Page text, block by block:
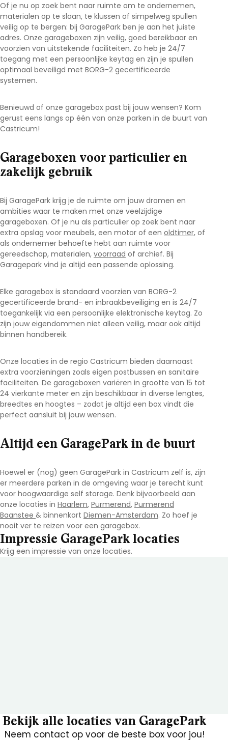
Of je nu op zoek bent naar ruimte om te ondernemen,
materialen op te slaan, te klussen of simpelweg spullen
veilig op te bergen: bij GaragePark ben je aan het juiste
adres. Onze garageboxen zijn veilig, goed bereikbaar en
voorzien van uitstekende faciliteiten. Zo heb je 24/7
toegang met een persoonlijke keytag en zijn je spullen
optimaal beveiligd met BORG-2 gecertificeerde
systemen.
Benieuwd of onze garagebox past bij jouw wensen? Kom
gerust eens langs op één van onze parken in de buurt van
Castricum!
Garageboxen voor particulier en
zakelijk gebruik
Bij GaragePark krijg je de ruimte om jouw dromen en
ambities waar te maken met onze veelzijdige
garageboxen. Of je nu als particulier op zoek bent naar
extra opslag voor meubels, een motor of een oldtimer, of
als ondernemer behoefte hebt aan ruimte voor
gereedschap, materialen, voorraad of archief. Bij
Garagepark vind je altijd een passende oplossing.
Elke garagebox is standaard voorzien van BORG-2
gecertificeerde brand- en inbraakbeveiliging en is 24/7
toegankelijk via een persoonlijke elektronische keytag. Zo
zijn jouw eigendommen niet alleen veilig, maar ook altijd
binnen handbereik.
Onze locaties in de regio Castricum bieden daarnaast
extra voorzieningen zoals eigen postbussen en sanitaire
faciliteiten. De garageboxen variëren in grootte van 15 tot
24 vierkante meter en zijn beschikbaar in diverse lengtes,
breedtes en hoogtes – zodat je altijd een box vindt die
perfect aansluit bij jouw wensen.
Altijd een GaragePark in de buurt
Hoewel er (nog) geen GaragePark in Castricum zelf is, zijn
er meerdere parken in de omgeving waar je terecht kunt
voor hoogwaardige self storage. Denk bijvoorbeeld aan
onze locaties in Haarlem, Purmerend, Purmerend
Baanstee & binnenkort Diemen-Amsterdam. Zo hoef je
nooit ver te reizen voor een garagebox.
Impressie GaragePark locaties
Krijg een impressie van onze locaties.
Bekijk alle locaties van GaragePark
Neem contact op voor de beste box voor jou!